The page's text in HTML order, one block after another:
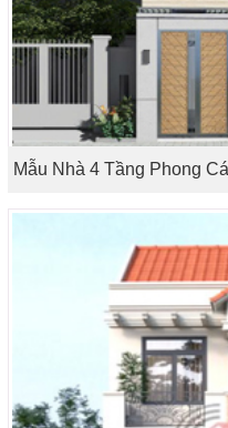
Mẫu Nhà 4 Tầng Phong